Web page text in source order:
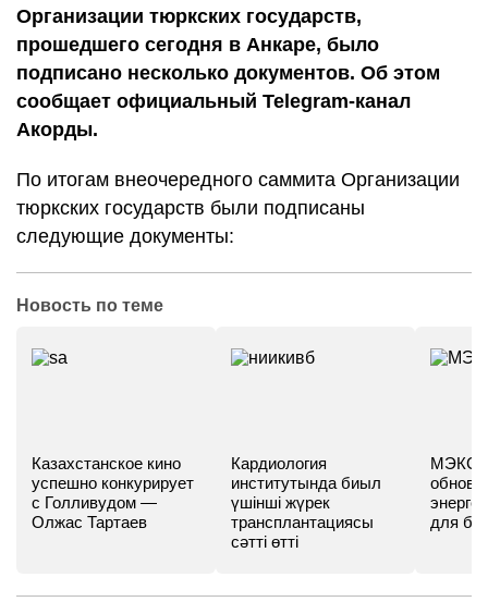
Организации тюркских государств,
прошедшего сегодня в Анкаре, было
подписано несколько документов. Об этом
сообщает официальный Telegram-канал
Акорды.
По итогам внеочередного саммита Организации
тюркских государств были подписаны
следующие документы:
Новость по теме
Казахстанское кино
успешно конкурирует
с Голливудом —
Олжас Тартаев
Кардиология
институтында биыл
үшінші жүрек
трансплантациясы
сәтті өтті
МЭКС -
для